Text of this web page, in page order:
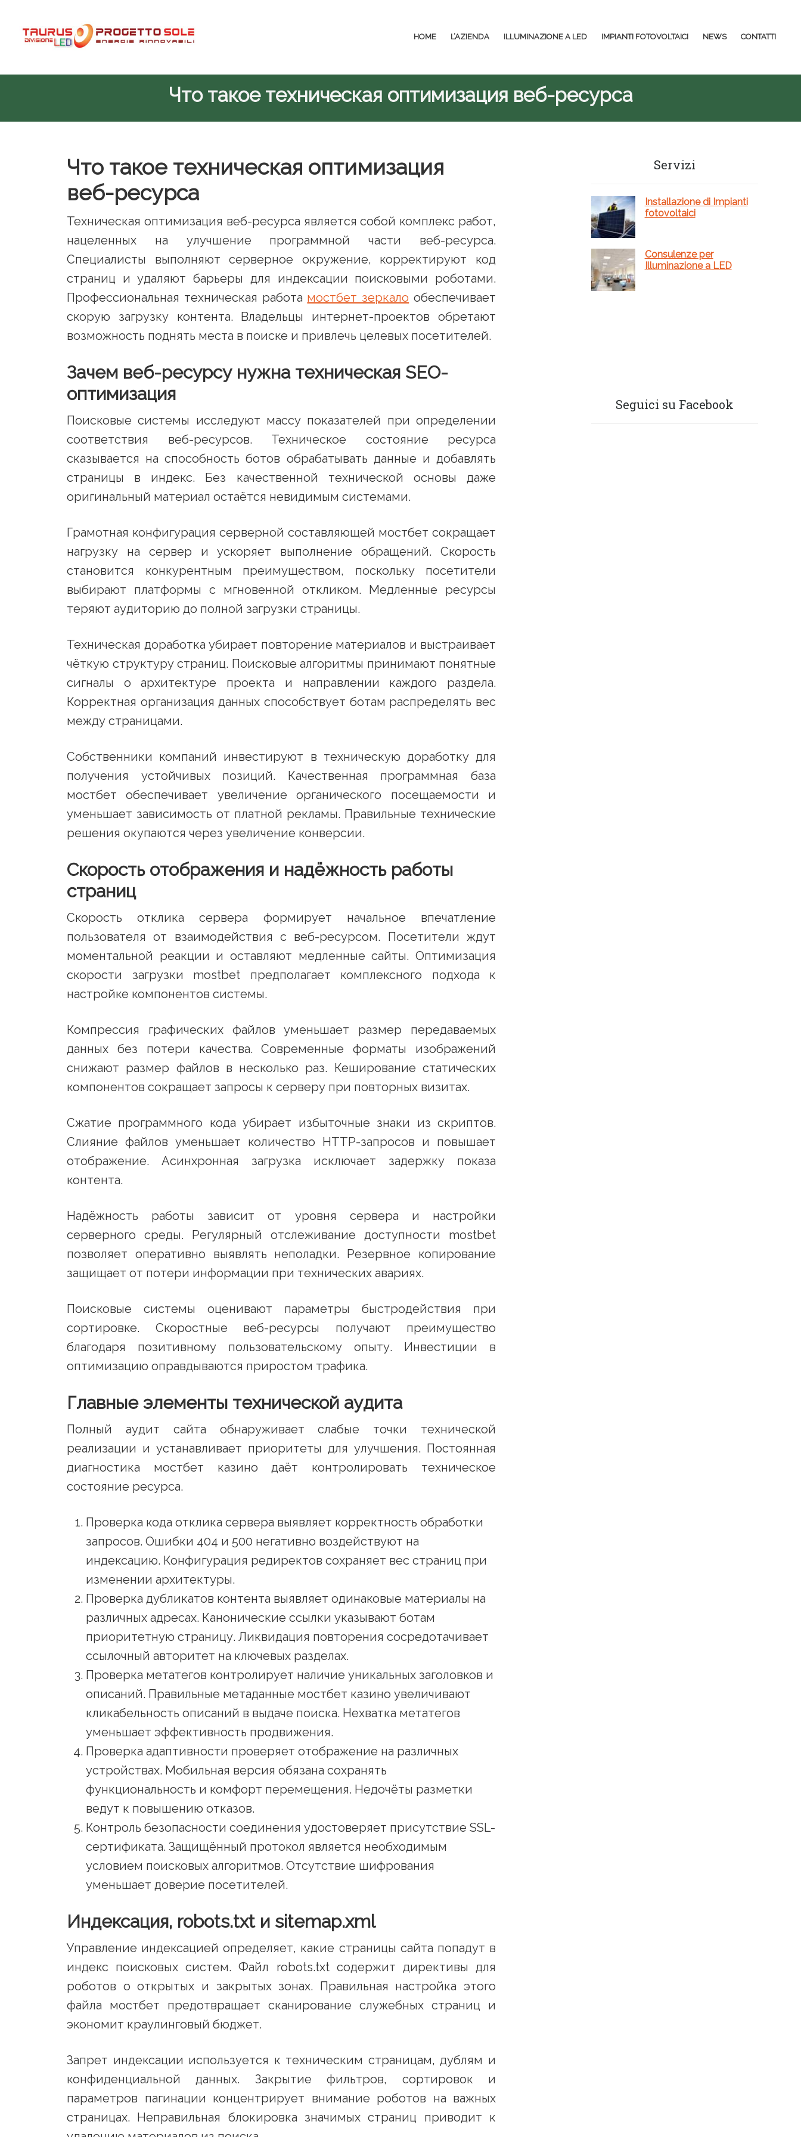
contenuto
HOME L’AZIENDA ILLUMINAZIONE A LED IMPIANTI FOTOVOLTAICI NEWS CONTATTI
Что такое техническая оптимизация веб-ресурса
Что такое техническая оптимизация
веб-ресурса
Техническая оптимизация веб-ресурса является собой комплекс работ,
нацеленных на улучшение программной части веб-ресурса.
Специалисты выполняют серверное окружение, корректируют код
страниц и удаляют барьеры для индексации поисковыми роботами.
Профессиональная техническая работа мостбет зеркало обеспечивает
скорую загрузку контента. Владельцы интернет-проектов обретают
возможность поднять места в поиске и привлечь целевых посетителей.
Зачем веб-ресурсу нужна техническая SEO-
оптимизация
Поисковые системы исследуют массу показателей при определении
соответствия веб-ресурсов. Техническое состояние ресурса
сказывается на способность ботов обрабатывать данные и добавлять
страницы в индекс. Без качественной технической основы даже
оригинальный материал остаётся невидимым системами.
Грамотная конфигурация серверной составляющей мостбет сокращает
нагрузку на сервер и ускоряет выполнение обращений. Скорость
становится конкурентным преимуществом, поскольку посетители
выбирают платформы с мгновенной откликом. Медленные ресурсы
теряют аудиторию до полной загрузки страницы.
Техническая доработка убирает повторение материалов и выстраивает
чёткую структуру страниц. Поисковые алгоритмы принимают понятные
сигналы о архитектуре проекта и направлении каждого раздела.
Корректная организация данных способствует ботам распределять вес
между страницами.
Собственники компаний инвестируют в техническую доработку для
получения устойчивых позиций. Качественная программная база
мостбет обеспечивает увеличение органического посещаемости и
уменьшает зависимость от платной рекламы. Правильные технические
решения окупаются через увеличение конверсии.
Скорость отображения и надёжность работы
страниц
Скорость отклика сервера формирует начальное впечатление
пользователя от взаимодействия с веб-ресурсом. Посетители ждут
моментальной реакции и оставляют медленные сайты. Оптимизация
скорости загрузки mostbet предполагает комплексного подхода к
настройке компонентов системы.
Компрессия графических файлов уменьшает размер передаваемых
данных без потери качества. Современные форматы изображений
снижают размер файлов в несколько раз. Кеширование статических
компонентов сокращает запросы к серверу при повторных визитах.
Сжатие программного кода убирает избыточные знаки из скриптов.
Слияние файлов уменьшает количество HTTP-запросов и повышает
отображение. Асинхронная загрузка исключает задержку показа
контента.
Надёжность работы зависит от уровня сервера и настройки
серверного среды. Регулярный отслеживание доступности mostbet
позволяет оперативно выявлять неполадки. Резервное копирование
защищает от потери информации при технических авариях.
Поисковые системы оценивают параметры быстродействия при
сортировке. Скоростные веб-ресурсы получают преимущество
благодаря позитивному пользовательскому опыту. Инвестиции в
оптимизацию оправдываются приростом трафика.
Главные элементы технической аудита
Полный аудит сайта обнаруживает слабые точки технической
реализации и устанавливает приоритеты для улучшения. Постоянная
диагностика мостбет казино даёт контролировать техническое
состояние ресурса.
Проверка кода отклика сервера выявляет корректность обработки
запросов. Ошибки 404 и 500 негативно воздействуют на
индексацию. Конфигурация редиректов сохраняет вес страниц при
изменении архитектуры.
Проверка дубликатов контента выявляет одинаковые материалы на
различных адресах. Канонические ссылки указывают ботам
приоритетную страницу. Ликвидация повторения сосредотачивает
ссылочный авторитет на ключевых разделах.
Проверка метатегов контролирует наличие уникальных заголовков и
описаний. Правильные метаданные мостбет казино увеличивают
кликабельность описаний в выдаче поиска. Нехватка метатегов
уменьшает эффективность продвижения.
Проверка адаптивности проверяет отображение на различных
устройствах. Мобильная версия обязана сохранять
функциональность и комфорт перемещения. Недочёты разметки
ведут к повышению отказов.
Контроль безопасности соединения удостоверяет присутствие SSL-
сертификата. Защищённый протокол является необходимым
условием поисковых алгоритмов. Отсутствие шифрования
уменьшает доверие посетителей.
Индексация, robots.txt и sitemap.xml
Управление индексацией определяет, какие страницы сайта попадут в
индекс поисковых систем. Файл robots.txt содержит директивы для
роботов о открытых и закрытых зонах. Правильная настройка этого
файла мостбет предотвращает сканирование служебных страниц и
экономит краулинговый бюджет.
Запрет индексации используется к техническим страницам, дублям и
конфиденциальной данных. Закрытие фильтров, сортировок и
параметров пагинации концентрирует внимание роботов на важных
страницах. Неправильная блокировка значимых страниц приводит к
primaria
Servizi
Installazione di Impianti
fotovoltaici
Consulenze per
Illuminazione a LED
Seguici su Facebook